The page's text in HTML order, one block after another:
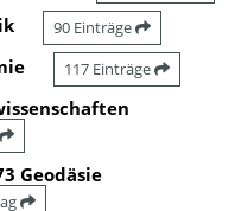
90 Einträge
117 Einträge
Geodäsie